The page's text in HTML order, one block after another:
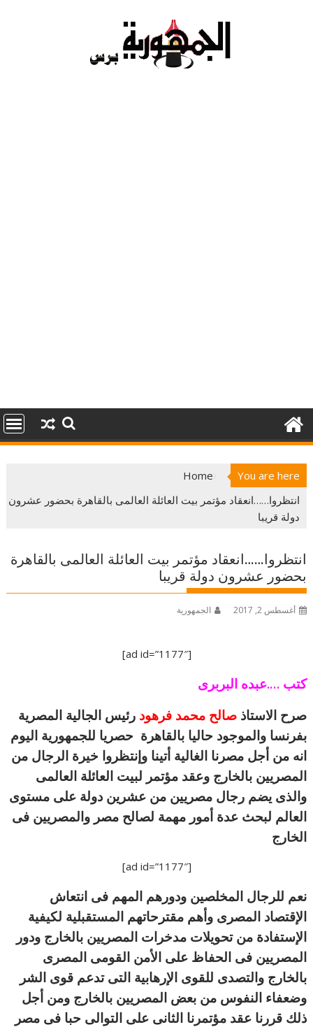
You are here
Home
انتظروا……انعقاد مؤتمر بيت العائلة العالمى بالقاهرة بحضور عشرون
دولة قريبا
انتظروا……انعقاد مؤتمر بيت العائلة العالمى بالقاهرة
بحضور عشرون دولة قريبا
أغسطس 2, 2017 الجمهورية
[ad id=”1177″]
كتب ….عبده البربرى
صرح الاستاذصالح محمد فرهود رئيس الجالية المصرية
بفرنسا والموجود حاليا بالقاهرة حصريا للجمهورية اليوم
انه من أجل مصرنا الغالية أتينا وإنتظروا خيرة الرجال من
المصريين بالخارج وعقد مؤتمر لبيت العائلة العالمى
والذى يضم رجال مصريين من عشرين دولة على مستوى
العالم لبحث عدة أمور مهمة لصالح مصر والمصريين فى
الخارج
[ad id=”1177″]
نعم للرجال المخلصين ودورهم المهم فى انتعاش
الإقتصاد المصرى وأهم مقترحاتهم المستقبلية لكيفية
الإستفادة من تحويلات مدخرات المصريين بالخارج ودور
المصريين فى الحفاظ على الأمن القومى المصرى
بالخارج والتصدى للقوى الإرهابية التى تدعم قوى الشر
وضعفاء النفوس من بعض المصريين بالخارج ومن أجل
ذلك قررنا عقد مؤتمرنا الثانى على التوالى حبا فى مصر